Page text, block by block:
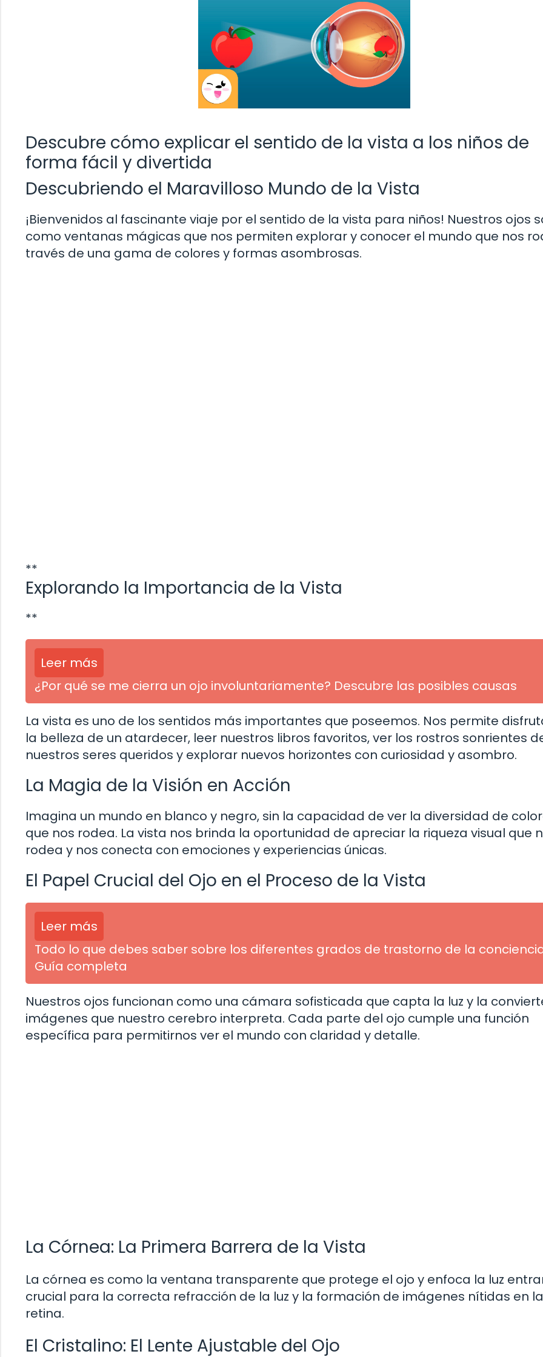
Descubre cómo explicar el sentido de la vista a los niños de
forma fácil y divertida
Descubriendo el Maravilloso Mundo de la Vista
¡Bienvenidos al fascinante viaje por el sentido de la vista para niños! Nuestros ojos
como ventanas mágicas que nos permiten explorar y conocer el mundo que nos
través de una gama de colores y formas asombrosas.
**
Explorando la Importancia de la Vista
**
Leer más
¿Por qué se me cierra un ojo involuntariamente? Descubre las posibles causas
La vista es uno de los sentidos más importantes que poseemos. Nos permite
la belleza de un atardecer, leer nuestros libros favoritos, ver los rostros sonrientes
nuestros seres queridos y explorar nuevos horizontes con curiosidad y asombro.
La Magia de la Visión en Acción
Imagina un mundo en blanco y negro, sin la capacidad de ver la diversidad de
que nos rodea. La vista nos brinda la oportunidad de apreciar la riqueza visual que
rodea y nos conecta con emociones y experiencias únicas.
El Papel Crucial del Ojo en el Proceso de la Vista
Leer más
Todo lo que debes saber sobre los diferentes grados de trastorno de la
Guía completa
Nuestros ojos funcionan como una cámara sofisticada que capta la luz y la
imágenes que nuestro cerebro interpreta. Cada parte del ojo cumple una función
específica para permitirnos ver el mundo con claridad y detalle.
La Córnea: La Primera Barrera de la Vista
La córnea es como la ventana transparente que protege el ojo y enfoca la luz
crucial para la correcta refracción de la luz y la formación de imágenes nítidas en la
retina.
El Cristalino: El Lente Ajustable del Ojo